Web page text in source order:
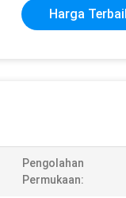
Harga
Pengolahan
Permukaan: